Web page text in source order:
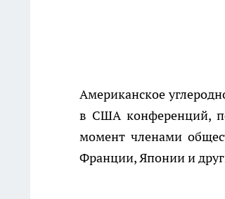
Американское
в США конференций,
момент членами
Франции, Японии и